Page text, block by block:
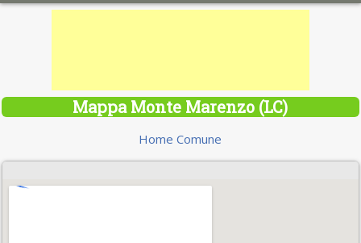
Mappa Monte Marenzo (LC)
Home Comune